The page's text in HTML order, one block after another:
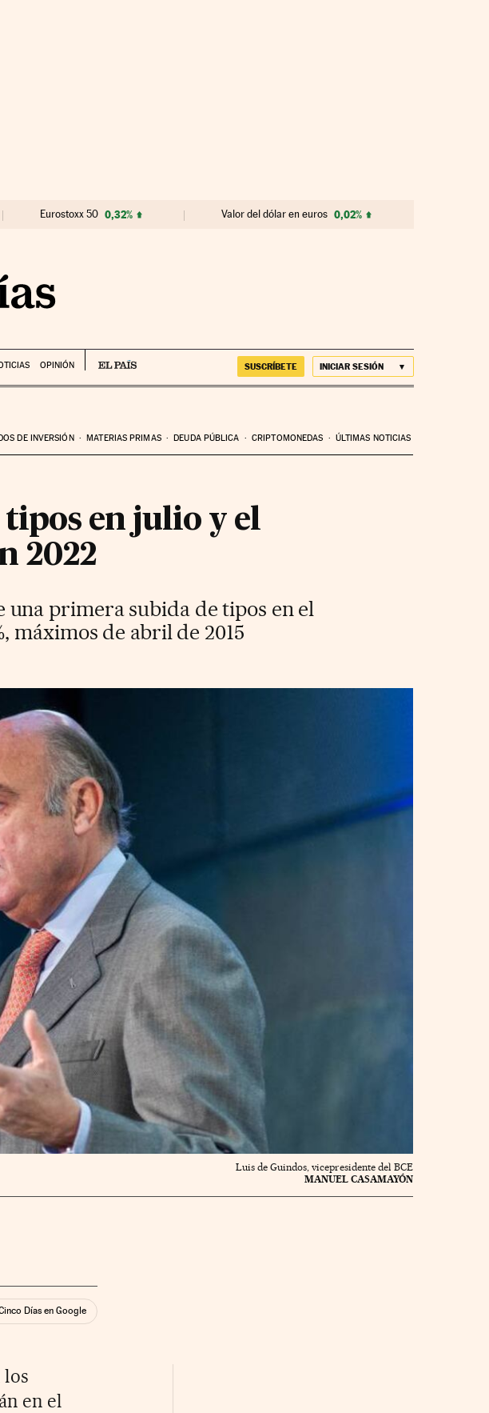
Eurostoxx 50 0,32% Valor del dólar en euros 0,02%
OPINIÓN SUSCRÍBETE INICIAR SESIÓN
DE INVERSIÓN MATERIAS PRIMAS DEUDA PÚBLICA CRIPTOMONEDAS ÚLTIMAS NOTICIAS
en julio y el
2022
una primera subida de tipos en el
máximos de abril de 2015
Luis de Guindos, vicepresidente del BCE
MANUEL CASAMAYÓN
Días en Google
los
en el